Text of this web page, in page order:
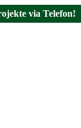
via Telefon!